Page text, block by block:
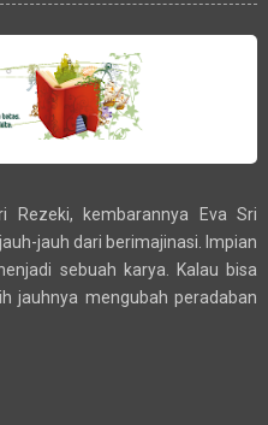
kembarannya Eva Sri
jauh dari berimajinasi. Impian
sebuah karya. Kalau bisa
jauhnya mengubah peradaban